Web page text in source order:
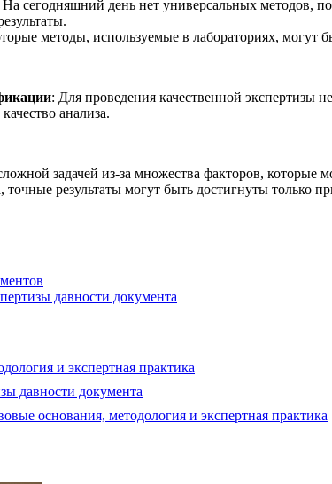
На сегодняшний день нет универсальных методов,
методы, используемые в лабораториях, могут
: Для проведения качественной экспертизы
анализа.
задачей из-за множества факторов,
точные результаты могут быть достигнуты
давности документа
и экспертная практика
давности документа
основания, методология и экспертная практика